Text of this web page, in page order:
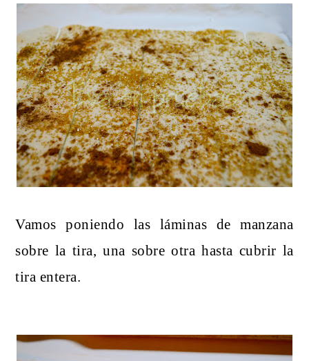
Vamos poniendo las láminas de manzana
sobre la tira, una sobre otra hasta cubrir la
tira entera.